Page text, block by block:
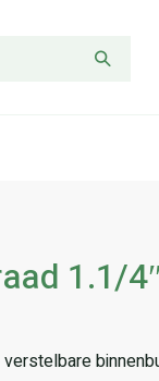
1.1/